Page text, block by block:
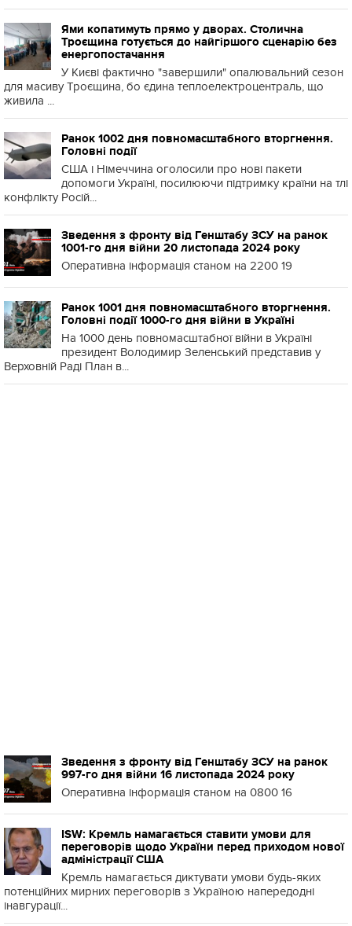
Ями копатимуть прямо у дворах. Столична
Троєщина готується до найгіршого сценарію без
енергопостачання
У Києві фактично "завершили" опалювальний сезон
для масиву Троєщина, бо єдина теплоелектроцентраль, що
живила ...
Ранок 1002 дня повномасштабного вторгнення.
Головні події
США і Німеччина оголосили про нові пакети
допомоги Україні, посилюючи підтримку країни на тлі
конфлікту Росій...
Зведення з фронту від Генштабу ЗСУ на ранок
1001-го дня війни 20 листопада 2024 року
Оперативна інформація станом на 2200 19
Ранок 1001 дня повномасштабного вторгнення.
Головні події 1000-го дня війни в Україні
На 1000 день повномасштабної війни в Україні
президент Володимир Зеленський представив у
Верховній Раді План в...
Зведення з фронту від Генштабу ЗСУ на ранок
997-го дня війни 16 листопада 2024 року
Оперативна інформація станом на 0800 16
ISW: Кремль намагається ставити умови для
переговорів щодо України перед приходом нової
адміністрації США
Кремль намагається диктувати умови будь-яких
потенційних мирних переговорів з Україною напередодні
інавгурації...